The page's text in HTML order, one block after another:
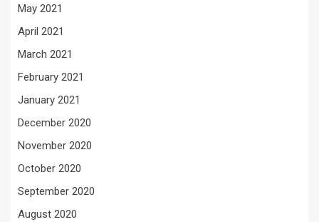
May 2021
April 2021
March 2021
February 2021
January 2021
December 2020
November 2020
October 2020
September 2020
August 2020